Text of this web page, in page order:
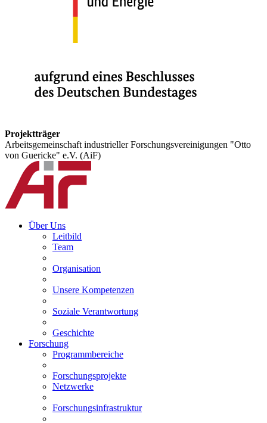
Projektträger
Arbeitsgemeinschaft industrieller Forschungsvereinigungen "Otto
von Guericke" e.V. (AiF)
Über Uns
Leitbild
Team
Organisation
Unsere Kompetenzen
Soziale Verantwortung
Geschichte
Forschung
Programmbereiche
Forschungsprojekte
Netzwerke
Forschungsinfrastruktur